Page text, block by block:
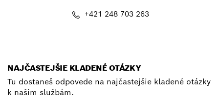
+421 248 703 263
NAJČASTEJŠIE KLADENÉ OTÁZKY
Tu dostaneš odpovede na najčastejšie kladené otázky
k našim službám.